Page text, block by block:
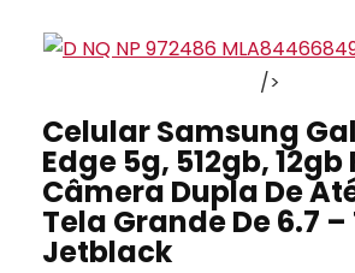
/>
Celular Samsung
Edge 5g, 512gb, 12gb
Câmera Dupla De
Tela Grande De 6.7
Jetblack